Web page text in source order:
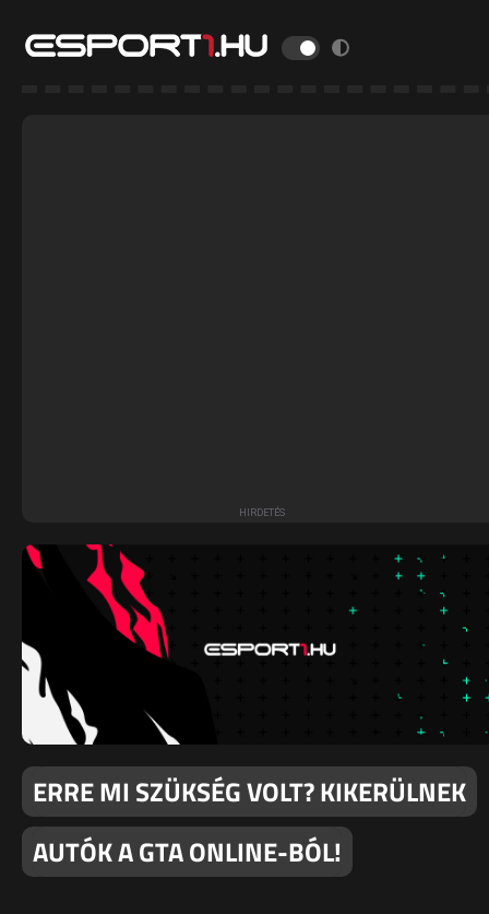
ERRE MI SZÜKSÉG VOLT? KIKERÜLNEK
AUTÓK A GTA ONLINE-BÓL!